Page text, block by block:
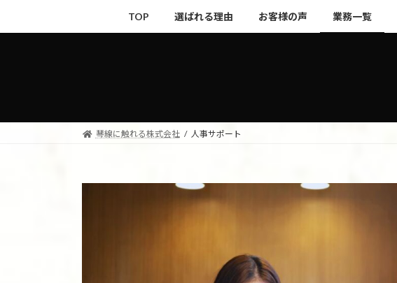
キ
に
TOP 選ばれる理由 お客様の声 業務一覧
琴線に触れる株式会社 人事サポート